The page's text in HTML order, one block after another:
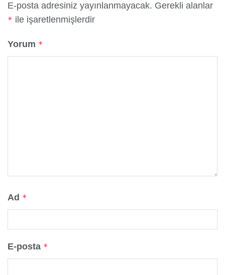
E-posta adresiniz yayınlanmayacak. Gerekli alanlar
* ile işaretlenmişlerdir
Yorum *
Ad *
E-posta *